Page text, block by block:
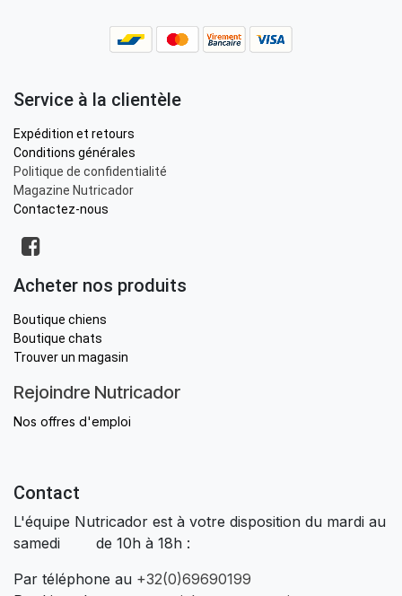
Service à la clientèle
Expédition et retours
Conditions générales
Politique de confidentialité
Magazine Nutricador
Contactez-nous
Acheter nos produits
Boutique chiens
Boutique chats
Trouver un magasin
Rejoindre Nutricador
Nos offres d'emploi
Contact
L'équipe Nutricador est à votre disposition du mardi au
samedi de 10h à 18h :
Par téléphone au +32(0)69690199